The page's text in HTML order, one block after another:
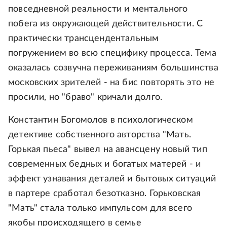
повседневной реальности и ментального
побега из окружающей действительности. С
практически трансцендентальным
погружением во всю специфику процесса. Тема
оказалась созвучна переживаниям большинства
московских зрителей - на бис повторять это не
просили, но "браво" кричали долго.
Константин Богомолов в психологическом
детективе собственного авторства "Мать.
Горькая пьеса" вывел на авансцену новый тип
современных бедных и богатых матерей - и
эффект узнавания деталей и бытовых ситуаций
в партере сработал безотказно. Горьковская
"Мать" стала только импульсом для всего
якобы происходящего в семье